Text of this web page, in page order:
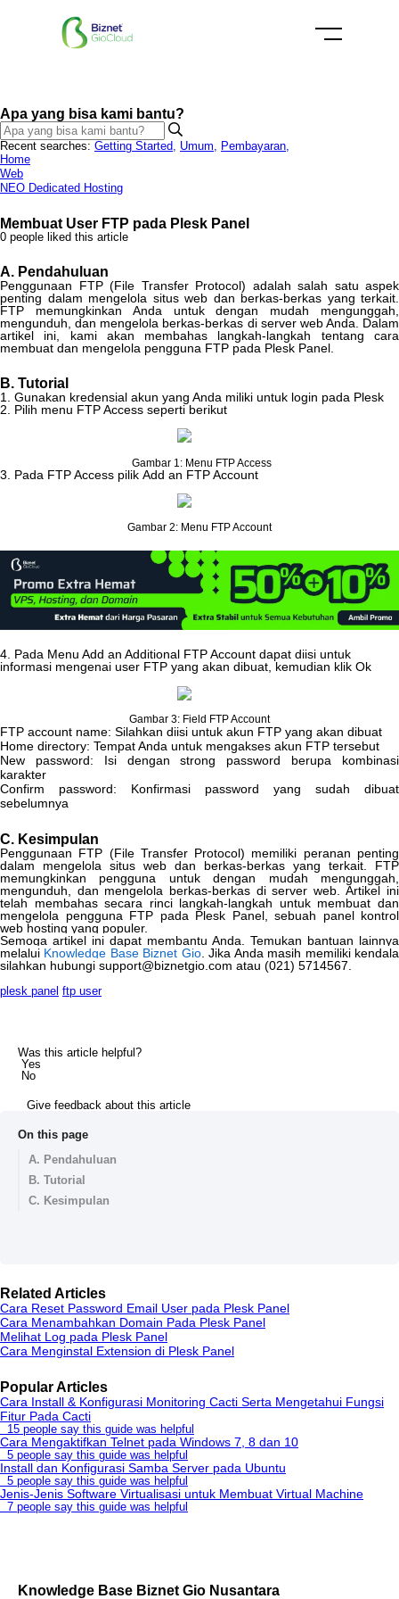
Apa yang bisa kami bantu?
Recent searches: Getting Started, Umum, Pembayaran,
Home
Web
NEO Dedicated Hosting
Membuat User FTP pada Plesk Panel
0 people liked this article
A. Pendahuluan
Penggunaan FTP (File Transfer Protocol) adalah salah satu aspek
penting dalam mengelola situs web dan berkas-berkas yang terkait
FTP
memungkinkan Anda untuk dengan mudah mengunggah
mengunduh dan mengelola berkas-berkas di server web Anda
Dalam
artikel
ini kami akan membahas langkah-langkah tentang
cara
membuat dan mengelola pengguna FTP pada Plesk Panel
B. Tutorial
1 Gunakan kredensial akun yang Anda miliki untuk login pada Plesk
2
Pilih menu FTPAccess seperti berikut
Gambar 1 : Menu FTPAccess
3 Pada FTPAccess pilik Add an FTPAccount
Gambar 2: Menu FTPAccount
4 Pada Menu Add an Additional FTPAccount dapat diisi untuk
informasi mengenai user FTP yang akan dibuat kemudian klik Ok
Gambar 3: Field FTPAccount
FTP account name: Silahkan diisi untuk akun FTP yang akan dibuat
Home directory: TempatAnda untuk mengakses akun FTP tersebut
New
password: Isi dengan strong password berupa
kombinasi
karakter
Confirm
password: Konfirmasi password yang sudah
dibuat
sebelumnya
C. Kesimpulan
Penggunaan FTP (File Transfer Protocol) memiliki peranan penting
dalam
mengelola situs web dan berkas-berkas yang terkait
FTP
memungkinkan
pengguna untuk dengan mudah mengunggah
mengunduh
dan mengelola berkas-berkas di server web. Artikel ini
telah
membahas secara rinci langkah-langkah untuk membuat dan
mengelola
pengguna FTP pada Plesk Panel, sebuah panel kontrol
web hosting yang populer.
Semoga artikel ini dapat membantu Anda Temukan bantuan lainnya
melalui Knowledge Base Biznet Gio. Jika Anda masih memiliki kendala
silahkan hubungi support@biznetgio com atau (021) 5714567
plesk panel ftp user
Was this article helpful?
Yes
No
Give feedback about this article
On this page
A. Pendahuluan
B. Tutorial
C. Kesimpulan
Related Articles
Cara Reset Password Email User pada Plesk Panel
Cara Menambahkan Domain Pada Plesk Panel
Melihat Log pada Plesk Panel
Cara Menginstal Extension di Plesk Panel
Popular Articles
Cara Install & Konfigurasi Monitoring Cacti Serta Mengetahui Fungsi
Fitur Pada Cacti
15 people say this guide was helpful
Cara Mengaktifkan Telnet pada Windows 7, 8 dan 10
5 people say this guide was helpful
Install dan Konfigurasi Samba Server pada Ubuntu
5 people say this guide was helpful
Jenis-Jenis Software Virtualisasi untuk Membuat Virtual Machine
7 people say this guide was helpful
Knowledge Base Biznet Gio Nusantara